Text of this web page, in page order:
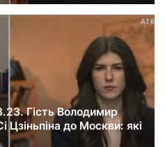
Гість Володимир
Цзіньпіна до Москви: які